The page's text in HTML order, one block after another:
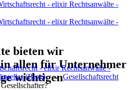
bieten wir
allen für Unternehmer
wichtigen
- elixir Rechtsanwälte -
(Blog)→Gesellschaftsrecht